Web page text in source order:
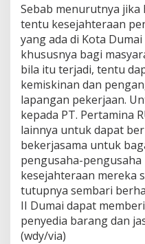
Sebab menurutnya
tentu kesejahteraan
yang ada di Kota
khususnya bagi
bila itu terjadi, tentu
kemiskinan dan
lapangan pekerjaan.
kepada PT. Pertamina
lainnya untuk dapat
bekerjasama untuk
pengusaha-
kesejahteraan mereka
tutupnya sembari
II Dumai dapat
penyedia barang dan
(wdy/via)